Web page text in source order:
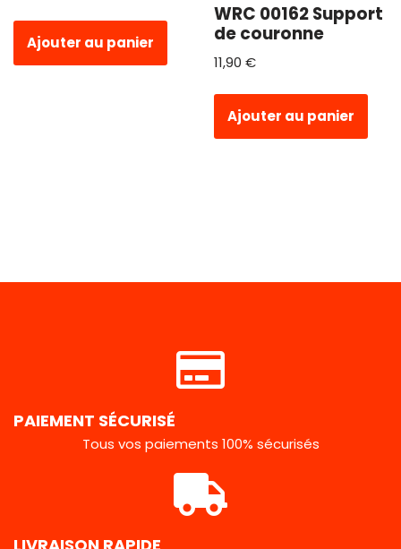
Ajouter au panier
WRC 00162 Support
de couronne
11,90 €
Ajouter au panier
PAIEMENT SÉCURISÉ
Tous vos paiements 100% sécurisés